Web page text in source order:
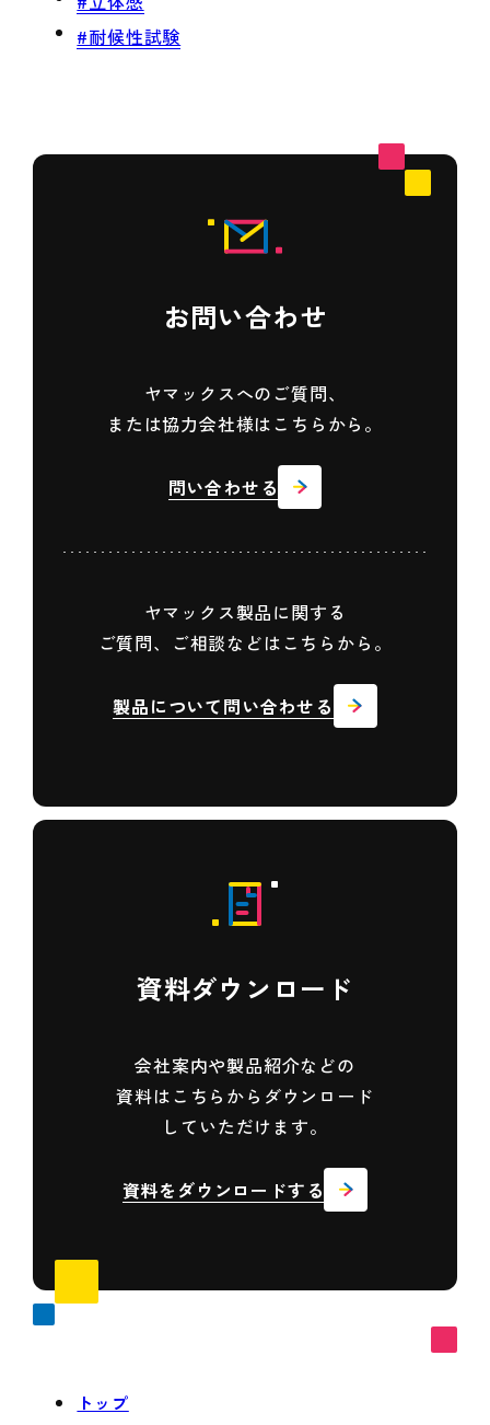
#耐候性試験
お問い合わせ
ヤマックスへのご質問、
または協力会社様はこちらから。
問い合わせる
ヤマックス製品に関する
ご質問、ご相談などはこちらから。
製品について問い合わせる
資料ダウンロード
会社案内や製品紹介などの
資料は こちらからダウンロード
していただけます。
資料をダウンロードする
トップ